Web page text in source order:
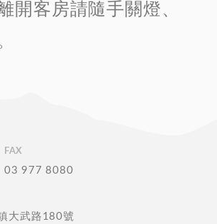
開客房請隨手關燈、
FAX
03 977 8080
大武路180號